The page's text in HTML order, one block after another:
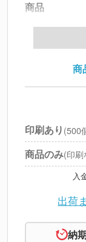
商品
製版代
印刷代
北
商
印刷あり (500
商品のみ(印刷
入
出荷
納